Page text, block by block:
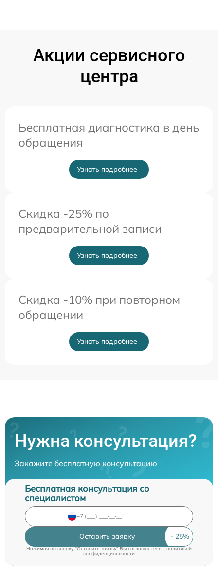
Акции сервисного
центра
Бесплатная диагностика в день
обращения
Узнать подробнее
Скидка -25% по
предварительной записи
Узнать подробнее
Скидка -10% при повторном
обращении
Узнать подробнее
Нужна консультация?
Закажите бесплатную консультацию
Бесплатная консультация со
специалистом
Оставить заявку
Нажимая на кнопку "Оставить заявку" Вы соглашаетесь cполитикой
конфиденциальности